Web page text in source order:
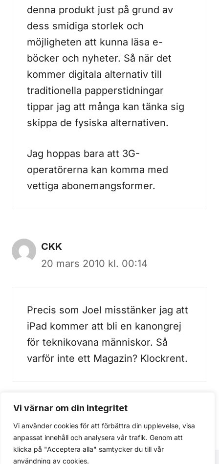
Vi värnar om din integritet
Vi använder cookies för att förbättra din upplevelse, visa
anpassat innehåll och analysera vår trafik. Genom att
klicka på "Acceptera alla" samtycker du till vår
användning av cookies.
denna produkt just på grund av
dess smidiga storlek och
möjligheten att kunna läsa e-
böcker och nyheter. Så när det
kommer digitala alternativ till
traditionella papperstidningar
tippar jag att många kan tänka sig
skippa de fysiska alternativen.
Jag hoppas bara att 3G-
operatörerna kan komma med
vettiga abonemangsformer.
CKK
20 mars 2010 kl. 00:14
Precis som Joel misstänker jag att
iPad kommer att bli en kanongrej
för teknikovana människor. Så
varför inte ett Magazin? Klockrent.